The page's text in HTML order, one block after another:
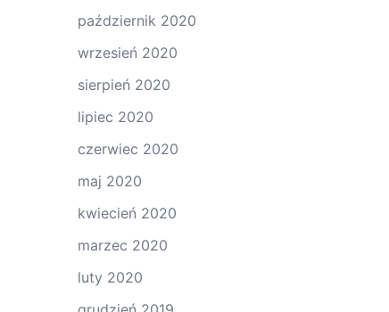
październik 2020
wrzesień 2020
sierpień 2020
lipiec 2020
czerwiec 2020
maj 2020
kwiecień 2020
marzec 2020
luty 2020